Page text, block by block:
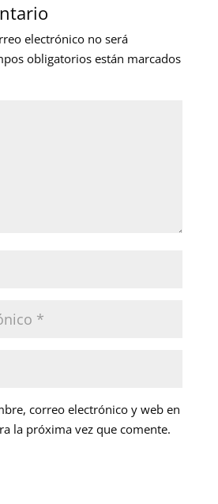
electrónico no será
obligatorios están marcados
correo electrónico y web en
la próxima vez que comente.